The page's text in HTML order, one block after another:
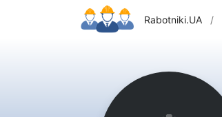
Rabotniki.UA /